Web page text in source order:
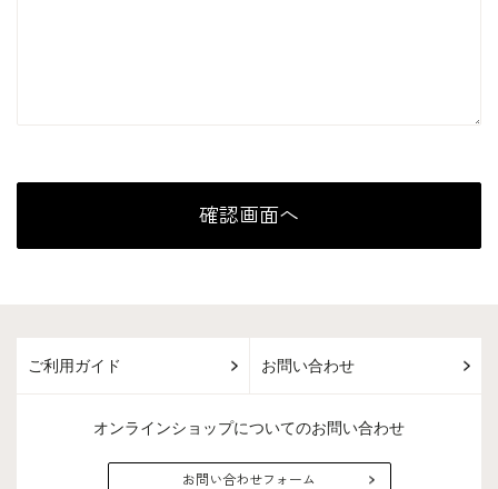
ご利用ガイド お問い合わせ
オンラインショップについてのお問い合わせ
お問い合わせフォーム